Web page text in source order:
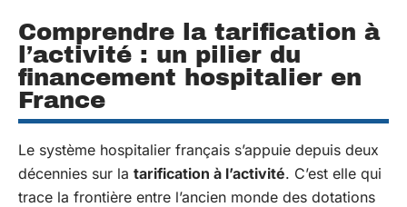
Comprendre la tarification à
l’activité : un pilier du
financement hospitalier en
France
Le système hospitalier français s’appuie depuis deux
décennies sur la tarification à l’activité. C’est elle qui
trace la frontière entre l’ancien monde des dotations